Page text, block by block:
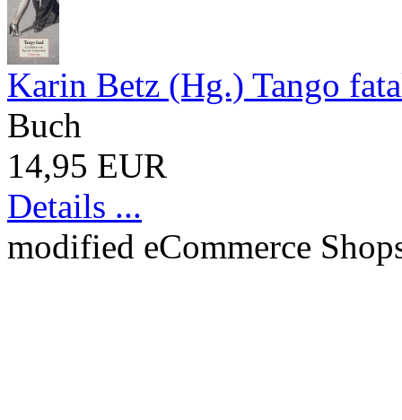
Karin Betz (Hg.) Tango
Buch
14,95 EUR
Details ...
modified eCommerce